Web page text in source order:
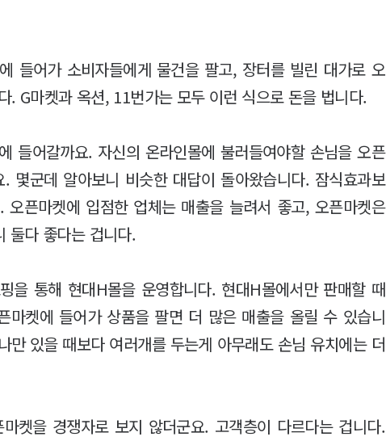
들어가 소비자들에게 물건을 팔고, 장터를 빌린 대가로 오
. G마켓과 옥션, 11번가는 모두 이런 식으로 돈을 법니다.
들어갈까요. 자신의 온라인몰에 불러들여야할 손님을 오픈
몇군데 알아보니 비슷한 대답이 돌아왔습니다. 잠식효과보
오픈마켓에 입점한 업체는 매출을 늘려서 좋고, 오픈마켓은
둘다 좋다는 겁니다.
을 통해 현대H몰을 운영합니다. 현대H몰에서만 판매할 때
마켓에 들어가 상품을 팔면 더 많은 매출을 올릴 수 있습니
만 있을 때보다 여러개를 두는게 아무래도 손님 유치에는 더
켓을 경쟁자로 보지 않더군요. 고객층이 다르다는 겁니다.